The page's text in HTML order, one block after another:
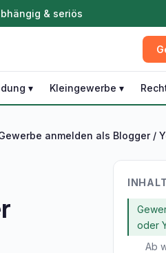
& seriös
▾ Kleingewerbe ▾
anmelden als Blogger /
oder
Ab